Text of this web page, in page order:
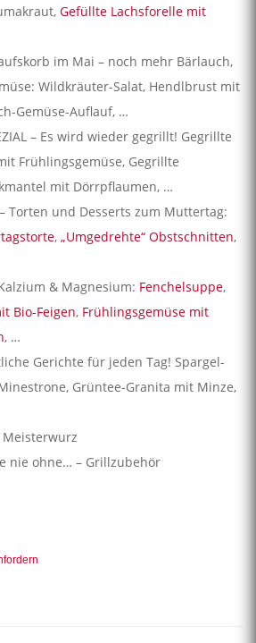
Gefüllte Lachsforelle mit
im Mai – noch mehr Bärlauch,
Wildkräuter-Salat, Hendlbrust mit
Gemüse-Auflauf, …
– Es wird wieder gegrillt! Gegrillte
Frühlingsgemüse, Gegrillte
mit Dörrpflaumen, …
Torten und Desserts zum Muttertag:
, „Umgedrehte“ Obstschnitten,
& Magnesium: Fenchelsuppe,
Bio-Feigen, Frühlingsgemüse mit
, …
Gerichte für jeden Tag! Spargel-
Grüntee-Granita mit Minze,
Meisterwurz
nie ohne… – Grillzubehör